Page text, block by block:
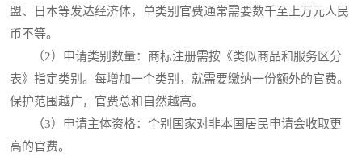
盟、日本等发达经济体，单类别官费通常需要数千至上万元人民
币不等。
（2）申请类别数量：商标注册需按《类似商品和服务区分
表》指定类别。每增加一个类别，就需要缴纳一份额外的官费。
保护范围越广，官费总和自然越高。
（3）申请主体资格：个别国家对非本国居民申请会收取更
高的官费。